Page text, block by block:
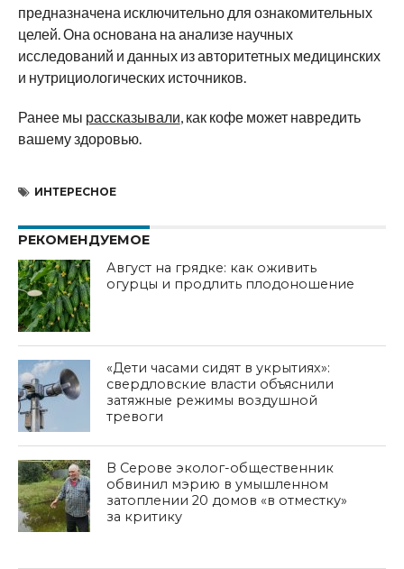
предназначена исключительно для ознакомительных
целей. Она основана на анализе научных
исследований и данных из авторитетных медицинских
и нутрициологических источников.
Ранее мы рассказывали , как кофе может навредить
вашему здоровью.
ИНТЕРЕСНОЕ
РЕКОМЕНДУЕМОЕ
Август на грядке: как оживить
огурцы и продлить плодоношение
«Дети часами сидят в укрытиях»:
свердловские власти объяснили
затяжные режимы воздушной
тревоги
В Серове эколог-общественник
обвинил мэрию в умышленном
затоплении 20 домов «в отместку»
за критику